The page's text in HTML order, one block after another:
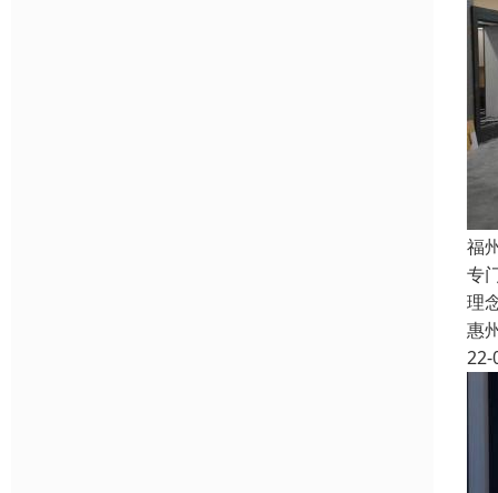
福
专
理
惠
22-